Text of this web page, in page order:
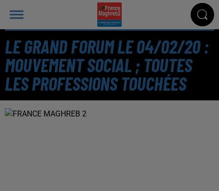
LE GRAND FORUM LE 04/02/20 :
MOUVEMENT SOCIAL ; TOUTES
LES PROFESSIONS TOUCHÉES